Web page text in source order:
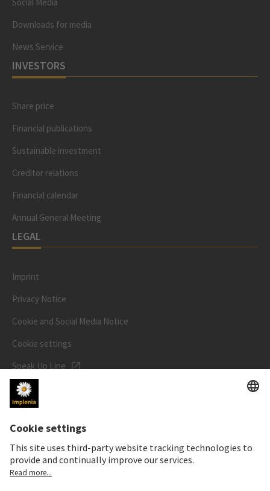
Downloads for media
News Service
INVESTORS
Share price
Financial publications
Sustainable investment
Creditor relations
Financial calendar
Annual General Meeting
LEGAL
Imprint
Privacy Notice
Cookie and Social Media Notice
Cookie settings
Speak Up Line
STOCK PRICE
ISIN: CH0023868554
63,00 CHF
+0,30 CHF (+0,48%)